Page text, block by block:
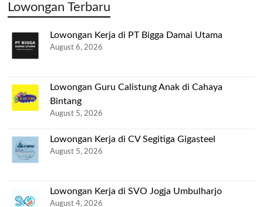
Lowongan Terbaru
Lowongan Kerja di PT Bigga Damai Utama
August 6, 2026
Lowongan Guru Calistung Anak di Cahaya
Bintang
August 5, 2026
Lowongan Kerja di CV Segitiga Gigasteel
August 5, 2026
Lowongan Kerja di SVO Jogja Umbulharjo
August 4, 2026